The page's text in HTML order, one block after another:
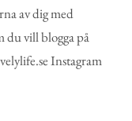
av dig med
du vill blogga på
Instagram